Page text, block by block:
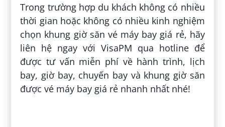
Trong trường hợp du khách không có nhiều
thời gian hoặc không có nhiều kinh nghiệm
chọn khung giờ săn vé máy bay giá rẻ, hãy
liên hệ ngay với VisaPM qua hotline để
được tư vấn miễn phí về hành trình, lịch
bay, giờ bay, chuyến bay và khung giờ săn
được vé máy bay giá rẻ nhanh nhất nhé!